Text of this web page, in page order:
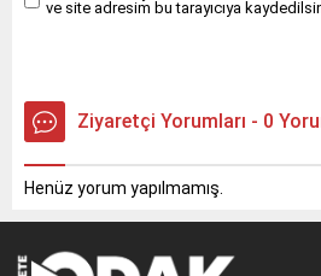
ve site adresim bu tarayıcıya
Ziyaretçi Yorumları - 0
Henüz yorum yapılmamış.